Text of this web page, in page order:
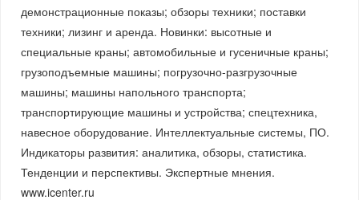
демонстрационные показы; обзоры техники; поставки
техники; лизинг и аренда. Новинки: высотные и
специальные краны; автомобильные и гусеничные краны;
грузоподъемные машины; погрузочно-разгрузочные
машины; машины напольного транспорта;
транспортирующие машины и устройства; спецтехника,
навесное оборудование. Интеллектуальные системы, ПО.
Индикаторы развития: аналитика, обзоры, статистика.
Тенденции и перспективы. Экспертные мнения.
www.icenter.ru